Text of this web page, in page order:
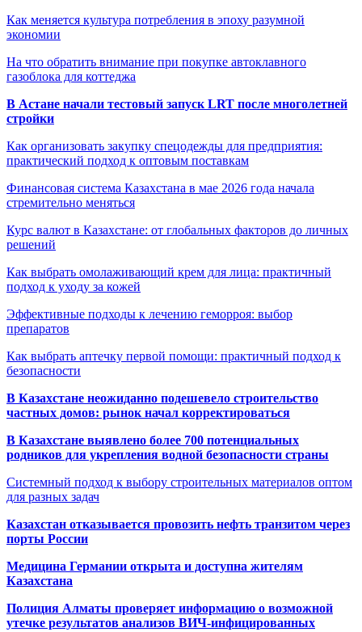
Как меняется культура потребления в эпоху разумной
экономии
На что обратить внимание при покупке автоклавного
газоблока для коттеджа
В Астане начали тестовый запуск LRT после многолетней
стройки
Как организовать закупку спецодежды для предприятия:
практический подход к оптовым поставкам
Финансовая система Казахстана в мае 2026 года начала
стремительно меняться
Курс валют в Казахстане: от глобальных факторов до личных
решений
Как выбрать омолаживающий крем для лица: практичный
подход к уходу за кожей
Эффективные подходы к лечению геморроя: выбор
препаратов
Как выбрать аптечку первой помощи: практичный подход к
безопасности
В Казахстане неожиданно подешевело строительство
частных домов: рынок начал корректироваться
В Казахстане выявлено более 700 потенциальных
родников для укрепления водной безопасности страны
Системный подход к выбору строительных материалов оптом
для разных задач
Казахстан отказывается провозить нефть транзитом через
порты России
Медицина Германии открыта и доступна жителям
Казахстана
Полиция Алматы проверяет информацию о возможной
утечке результатов анализов ВИЧ-инфицированных